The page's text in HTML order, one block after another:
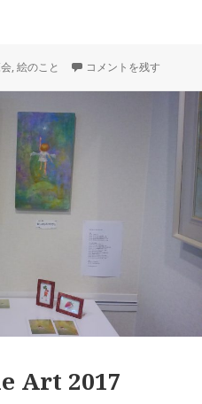
,絵のこと 個展開催中 に
コメントを残す
Art 2017